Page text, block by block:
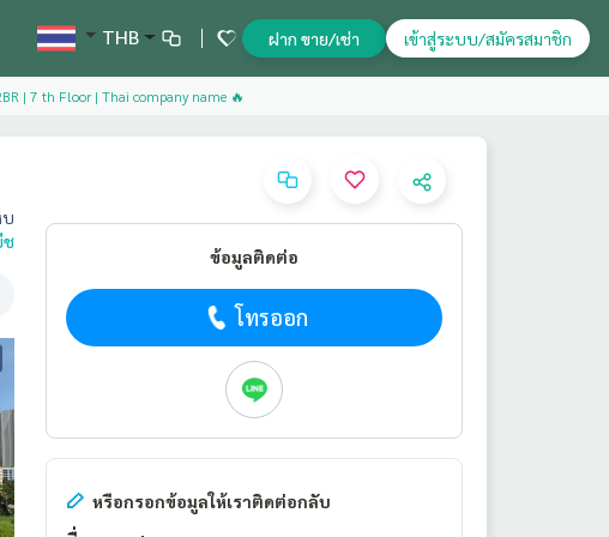
THB ฝาก ขาย/เช่า เข้าสู่ระบบ/สมัครสมาชิก
| 7 th Floor | Thai company name 🔥
ช
ข้อมูลติดต่อ
โทรออก
หรือกรอกข้อมูลให้เราติดต่อกลับ